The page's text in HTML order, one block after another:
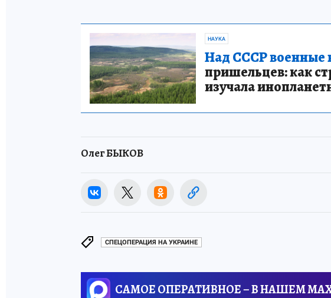
НАУКА
Над СССР военные
пришельцев: как
изучала
Олег БЫКОВ
СПЕЦОПЕРАЦИЯ НА УКРАИНЕ
САМОЕ ОПЕРАТИВНОЕ – В НАШЕМ